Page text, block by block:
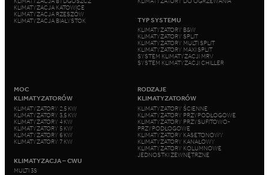
KLIMATYZACJA KATOWICE
KLIMATYZACJA RZESZÓW
KLIMATYZACJA BIAŁYSTOK
TYP SYSTEMU
KLIMATYZATORY B&W
KLIMATYZATORY SPLIT
KLIMATYZATORY MULTI SPLIT
KLIMATYZATORY MAXI SPLIT
SYSTEM KLIMATYZACJI MRV
SYSTEM KLIMATYZACJI CHILLER
MOC
KLIMATYZATORÓW
KLIMATYZATORY 2,5 KW
KLIMATYZATORY 3,5 KW
KLIMATYZATORY 4 KW
KLIMATYZATORY 5 KW
KLIMATYZATORY 6 KW
KLIMATYZATORY 7 KW
KLIMATYZACJA – CWU
MULTI 3S
RODZAJE
KLIMATYZATORÓW
KLIMATYZATORY ŚCIENNE
KLIMATYZATORY PRZYPODŁOGOWE
KLIMATYZATORY PRZYSUFITOWO-
PRZYPODŁOGOWE
KLIMATYZATORY KASETONOWY
KLIMATYZATORY KANAŁOWY
KLIMATYZATORY KOLUMNOWE
JEDNOSTKI ZEWNĘTRZNE